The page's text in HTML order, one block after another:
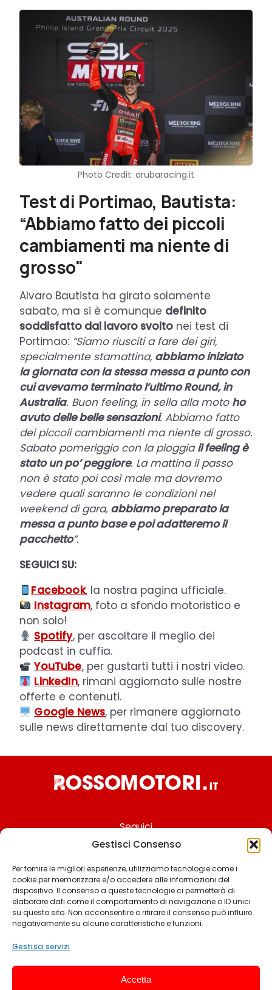
Gestisci Consenso
Per fornire le migliori esperienze, utilizziamo tecnologie come i
cookie per memorizzare e/o accedere alle informazioni del
dispositivo. Il consenso a queste tecnologie ci permetterà di
elaborare dati come il comportamento di navigazione o ID unici
su questo sito. Non acconsentire o ritirare il consenso può influire
negativamente su alcune caratteristiche e funzioni.
Gestisci servizi
Accetta
Photo Credit: arubaracing.it
Test di Portimao, Bautista:
“Abbiamo fatto dei piccoli
cambiamenti ma niente di
grosso"
Alvaro Bautista ha girato solamente
sabato, ma si è comunque definito
soddisfatto dal lavoro svolto nei test di
Portimao: “Siamo riusciti a fare dei giri,
specialmente stamattina, abbiamo iniziato
la giornata con la stessa messa a punto con
cui avevamo terminato l’ultimo Round, in
Australia. Buon feeling, in sella alla moto ho
avuto delle belle sensazioni. Abbiamo fatto
dei piccoli cambiamenti ma niente di grosso.
Sabato pomeriggio con la pioggiail feeling è
stato un po’ peggiore. La mattina il passo
non è stato poi così male ma dovremo
vedere quali saranno le condizioni nel
weekend di gara, abbiamo preparato la
messa a punto base e poi adatteremo il
pacchetto”.
SEGUICI SU:
Facebook, la nostra pagina ufficiale.
Instagram, foto a sfondo motoristico e
non solo!
Spotify, per ascoltare il meglio dei
podcast in cuffia.
YouTube, per gustarti tutti i nostri video.
LinkedIn, rimani aggiornato sulle nostre
offerte e contenuti.
Google News, per rimanere aggiornato
sulle news direttamente dal tuo discovery.
Seguici
Chi siamo
Contattaci
Termini & Condizioni
Privacy policy